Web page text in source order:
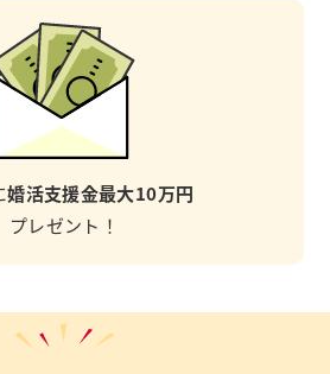
婚活支援金最大10万円
プレゼント！